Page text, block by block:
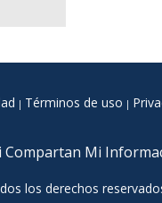
| Términos de uso |
Compartan Mi
los derechos